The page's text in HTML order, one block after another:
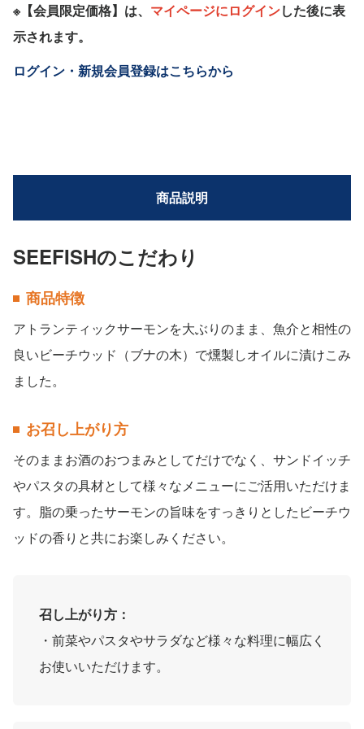
※【会員限定価格】は、 マイページにログインした後に表
示されます。
ログイン・新規会員登録はこちらから
商品説明
SEEFISHのこだわり
商品特徴
アトランティックサーモンを大ぶりのまま、魚介と相性の
良いビーチウッド（ブナの木）で燻製しオイルに漬けこみ
ました。
お召し上がり方
そのままお酒のおつまみとしてだけでなく、サンドイッチ
やパスタの具材として様々なメニューにご活用いただけま
す。脂の乗ったサーモンの旨味をすっきりとしたビーチウ
ッドの香りと共にお楽しみください。
召し上がり方：
・前菜やパスタやサラダなど様々な料理に幅広く
お使いいただけます。